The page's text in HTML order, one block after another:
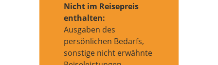
Nicht im Reisepreis
enthalten:
Ausgaben des
persönlichen Bedarfs,
sonstige nicht erwähnte